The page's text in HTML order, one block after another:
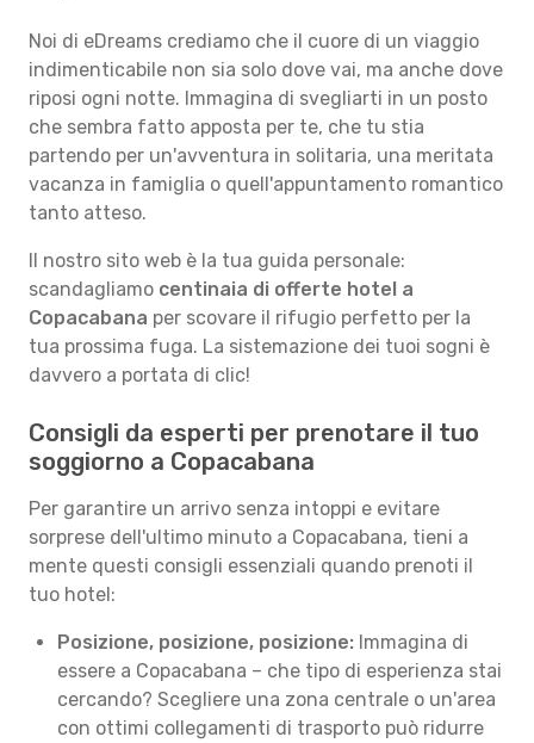
Noi di eDreams crediamo che il cuore di un viaggio
indimenticabile non sia solo dove vai, ma anche dove
riposi ogni notte. Immagina di svegliarti in un posto
che sembra fatto apposta per te, che tu stia
partendo per un'avventura in solitaria, una meritata
vacanza in famiglia o quell'appuntamento romantico
tanto atteso.
Il nostro sito web è la tua guida personale:
scandagliamo centinaia di offerte hotel a
Copacabana per scovare il rifugio perfetto per la
tua prossima fuga. La sistemazione dei tuoi sogni è
davvero a portata di clic!
Consigli da esperti per prenotare il tuo
soggiorno a Copacabana
Per garantire un arrivo senza intoppi e evitare
sorprese dell'ultimo minuto a Copacabana, tieni a
mente questi consigli essenziali quando prenoti il
tuo hotel:
Posizione, posizione, posizione: Immagina di
essere a Copacabana – che tipo di esperienza stai
cercando? Scegliere una zona centrale o un'area
con ottimi collegamenti di trasporto può ridurre